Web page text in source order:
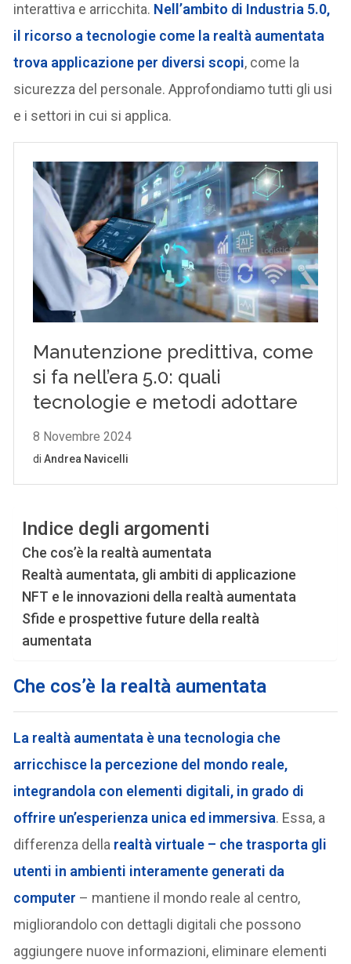
interattiva e arricchita. Nell’ambito di Industria 5.0,
il ricorso a tecnologie come la realtà aumentata
trova applicazione per diversi scopi, come la
sicurezza del personale. Approfondiamo tutti gli usi
e i settori in cui si applica.
Indice degli argomenti
Che cos’è la realtà aumentata
Realtà aumentata, gli ambiti di applicazione
NFT e le innovazioni della realtà aumentata
Sfide e prospettive future della realtà
aumentata
Che cos’è la realtà aumentata
La realtà aumentata è una tecnologia che
arricchisce la percezione del mondo reale,
integrandola con elementi digitali, in grado di
offrire un’esperienza unica ed immersiva. Essa, a
differenza della realtà virtuale – che trasporta gli
utenti in ambienti interamente generati da
computer – mantiene il mondo reale al centro,
migliorandolo con dettagli digitali che possono
aggiungere nuove informazioni, eliminare elementi